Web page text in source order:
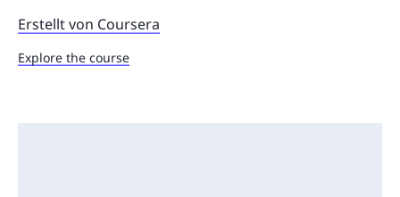
Erstellt von Coursera
Explore the course